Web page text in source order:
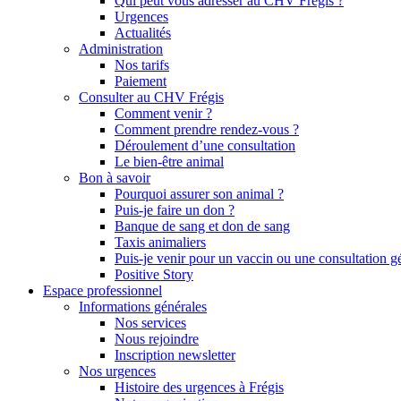
Urgences
Actualités
Administration
Nos tarifs
Paiement
Consulter au CHV Frégis
Comment venir ?
Comment prendre rendez-vous ?
Déroulement d’une consultation
Le bien-être animal
Bon à savoir
Pourquoi assurer son animal ?
Puis-je faire un don ?
Banque de sang et don de sang
Taxis animaliers
Puis-je venir pour un vaccin ou une consultation
Positive Story
Espace professionnel
Informations générales
Nos services
Nous rejoindre
Inscription newsletter
Nos urgences
Histoire des urgences à Frégis